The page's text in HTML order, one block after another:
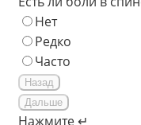
Нет
Редко
Часто
Назад
Дальше
Нажмите ↵